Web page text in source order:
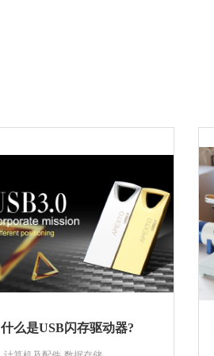
什么是USB闪存驱动器?